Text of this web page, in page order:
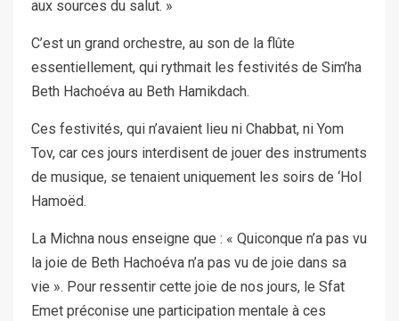
aux sources du salut. »
C’est un grand orchestre, au son de la flûte
essentiellement, qui rythmait les festivités de Sim’ha
Beth Hachoéva au Beth Hamikdach.
Ces festivités, qui n’avaient lieu ni Chabbat, ni Yom
Tov, car ces jours interdisent de jouer des instruments
de musique, se tenaient uniquement les soirs de ‘Hol
Hamoëd.
La Michna nous enseigne que : « Quiconque n’a pas vu
la joie de Beth Hachoéva n’a pas vu de joie dans sa
vie ». Pour ressentir cette joie de nos jours, le Sfat
Emet préconise une participation mentale à ces